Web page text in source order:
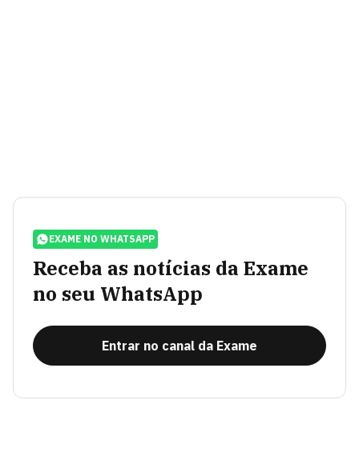
EXAME NO WHATSAPP
Receba as notícias da Exame
no seu WhatsApp
Entrar no canal da Exame